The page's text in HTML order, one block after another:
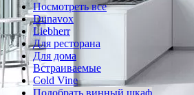
Посмотреть все
Dunavox
Liebherr
Для ресторана
Для дома
Встраиваемые
Cold Vine
Подобрать винный шкаф